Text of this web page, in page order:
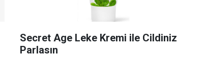
Secret Age Leke Kremi ile Cildiniz
Parlasın